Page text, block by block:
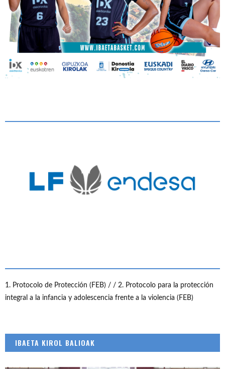
1. Protocolo de Protección (FEB) / / 2. Protocolo para la protección
integral a la infancia y adolescencia frente a la violencia (FEB)
IBAETA KIROL BALIOAK